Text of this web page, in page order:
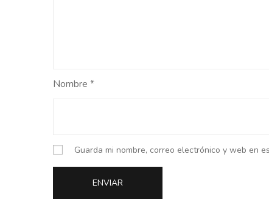
Nombre *
Guarda mi nombre, correo electrónico y web en